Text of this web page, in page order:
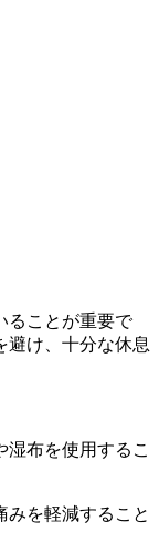
ることが重要で
避け、十分な休息
布を使用するこ
みを軽減すること